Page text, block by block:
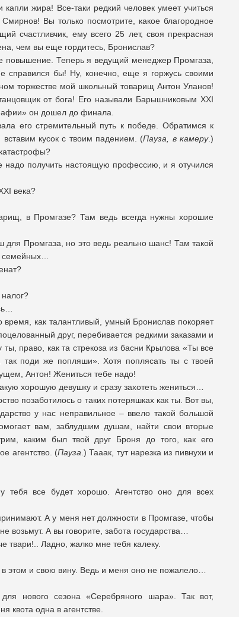
жира! Все-таки редкий человек умеет учиться
Вы только посмотрите, какое благородное
счастливчик, ему всего 25 лет, своя прекрасная
чем вы еще гордитесь, Бронислав?
повышение. Теперь я ведущий менеджер Промгаза,
справился бы! Ну, конечно, еще я горжусь своими
торжестве мой школьный товарищ Антон Уланов!
от бога! Его называли Барышниковым ХХI
он дошел до финала.
его стремительный путь к победе. Обратимся к
вставим кусок с твоим падением. (Пауза, в камеру.)
надо получить настоящую профессию, и я отучился
века?
в Промгазе? Там ведь всегда нужны хорошие
Промгаза, но это ведь реально шанс! Там такой
семейных…
как талантливый, умный Бронислав покоряет
друг, перебивается редкими заказами и
право, как та стрекоза из басни Крылова «Ты все
поди же попляши». Хотя поплясать ты с твоей
Антон! Жениться тебе надо!
хорошую девушку и сразу захотеть жениться…
позаботилось о таких потеряшках как ты. Вот вы,
у нас неправильное – ввело такой большой
вам, заблудшим душам, найти свои вторые
каким был твой друг Броня до того, как его
агентство. (Пауза .) Тааак, тут нарезка из пивнухи и
все будет хорошо. Агентство оно для всех
А у меня нет должности в Промгазе, чтобы
возьмут. А вы говорите, забота государства…
твари!.. Ладно, жалко мне тебя калеку.
этом и свою вину. Ведь и меня оно не пожалело…
нового сезона «Серебряного шара». Так вот,
квота одна в агентстве.